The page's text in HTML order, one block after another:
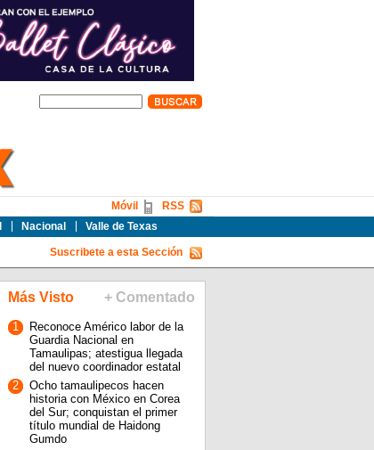
Nacional Valle de Texas
RSS
Móvil
Suscribete a esta Sección
Más Visto + Comentado
1
Reconoce Américo labor de la
Guardia Nacional en
Tamaulipas; atestigua llegada
del nuevo coordinador estatal
2
Ocho tamaulipecos hacen
historia con México en Corea
del Sur; conquistan el primer
título mundial de Haidong
Gumdo